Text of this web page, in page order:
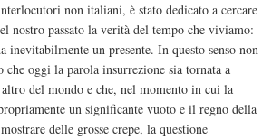
non italiani, è stato dedicato a cercare
nostro passato la verità del tempo che viviamo:
inevitabilmente un presente. In questo senso non
che oggi la parola insurrezione sia tornata a
del mondo e che, nel momento in cui la
un significante vuoto e il regno della
delle grosse crepe, la questione